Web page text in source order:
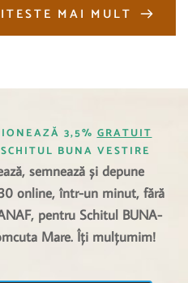
MAI MULT
3,5% GRATUIT
BUNA VESTIRE
semnează și depune
online, într-un minut, fără
pentru Schitul BUNA-
Mare. Îți mulțumim!